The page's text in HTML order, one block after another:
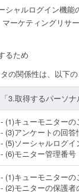
ャルログイン機能
ーケティングリサ
るため
の関係性は、以下の
「3.取得するパーソ
- (1)キューモニター
- (3)アンケートの回答
- (5)ソーシャルログイ
- (6)モニター管理番号
- (1)キューモニターの
- (2)モニターの保護者